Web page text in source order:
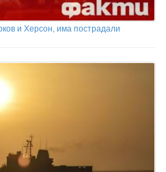
и Херсон, има пострадали